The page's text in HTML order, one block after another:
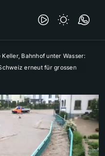
Bahnhof unter Wasser:
erneut für grossen